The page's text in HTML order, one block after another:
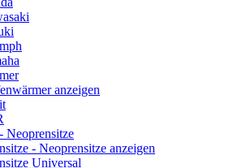
anzeigen
Neoprensitze
- Neoprensitze anzeigen
Universal